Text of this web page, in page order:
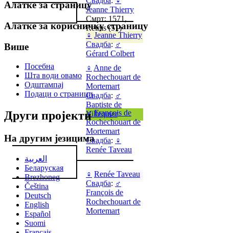
Jeanne Thierry
Смрт: 1571,
Reims (51)
♀ Jeanne Thierry
Свадба:♂
Gérard Colbert
♀ Anne de
Rochechouart de
Mortemart
Свадба: ♂
Baptiste de
Villequier
♂ François de
Rochechouart de
Mortemart
Свадба: ♀
Renée Taveau
♀ Renée Taveau
Свадба: ♂
François de
Rochechouart de
Mortemart
Алатке за страницу
Алатке за корисничку страницу
Више
Посебна
Шта води овамо
Одштампај
Подаци о страници
Други пројекти
На другим језицима
العربية
Беларуская
Brezhoneg
Čeština
Deutsch
English
Español
Suomi